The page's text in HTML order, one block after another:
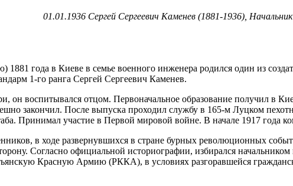
01.01.1936 Сергей Сергеевич Каменев (1881-1936),
1881 года в Киеве в семье военного инженера родился один из
1-го ранга Сергей Сергеевич Каменев.
он воспитывался отцом. Первоначальное образование получил в
закончил. После выпуска проходил службу в 165-м Луцком
Принимал участие в Первой мировой войне. В начале 1917 года
в ходе развернувшихся в стране бурных революционных
Согласно официальной историографии, избирался
Красную Армию (РККА), в условиях разгоравшейся